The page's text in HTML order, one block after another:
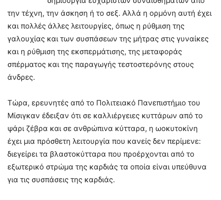
την τέχνη, την άσκηση ή το σεξ. Αλλά η ορμόνη αυτή έχει
και πολλές άλλες λειτουργίες, όπως η ρύθμιση της
γαλουχίας και των συσπάσεων της μήτρας στις γυναίκες
και η ρύθμιση της εκσπερμάτισης, της μεταφοράς
σπέρματος και της παραγωγής τεστοστερόνης στους
άνδρες.
Τώρα, ερευνητές από το Πολιτειακό Πανεπιστήμιο του
Μίσιγκαν έδειξαν ότι σε καλλιέργειες κυττάρων από το
ψάρι ζέβρα και σε ανθρώπινα κύτταρα, η ωοκυτοκίνη
έχει μια πρόσθετη λειτουργία που κανείς δεν περίμενε:
διεγείρει τα βλαστοκύτταρα που προέρχονται από το
εξωτερικό στρώμα της καρδιάς τα οποία είναι υπεύθυνα
για τις συσπάσεις της καρδιάς.